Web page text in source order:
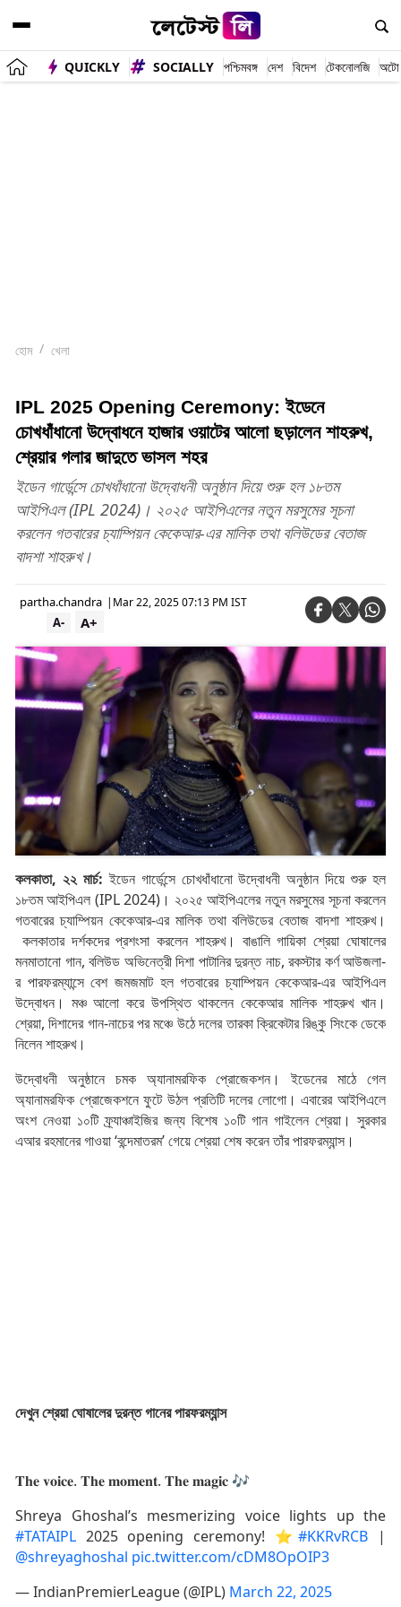
QUICKLY SOCIALLY পশ্চিমবঙ্গ দেশ বিদেশ টেকনোলজি অটো
হোম খেলা
IPL 2025 Opening Ceremony: ইডেনে
চোখধাঁধানো উদ্বোধনে হাজার ওয়াটের আলো ছড়ালেন শাহরুখ,
শ্রেয়ার গলার জাদুতে ভাসল শহর
ইডেন গার্ডেন্সে চোখধাঁধানো উদ্বোধনী অনুষ্ঠান দিয়ে শুরু হল ১৮তম
আইপিএল (IPL 2024)। ২০২৫ আইপিএলের নতুন মরসুমের সূচনা
করলেন গতবারের চ্যাম্পিয়ন কেকেআর-এর মালিক তথা বলিউডের বেতাজ
বাদশা শাহরুখ।
partha.chandra | Mar 22, 2025 07:13 PM IST
A+
A-
কলকাতা, ২২ মার্চ: ইডেন গার্ডেন্সে চোখধাঁধানো উদ্বোধনী অনুষ্ঠান দিয়ে শুরু হল
১৮তম আইপিএল (IPL 2024)। ২০২৫ আইপিএলের নতুন মরসুমের সূচনা করলেন
গতবারের চ্যাম্পিয়ন কেকেআর-এর মালিক তথা বলিউডের বেতাজ বাদশা শাহরুখ।
কলকাতার দর্শকদের প্রশংসা করলেন শাহরুখ। বাঙালি গায়িকা শ্রেয়া ঘোষালের
মনমাতানো গান, বলিউড অভিনেত্রী দিশা পাটানির দুরন্ত নাচ, রকস্টার কর্ণ আউজলা-
র পারফরম্যান্সে বেশ জমজমাট হল গতবারের চ্যাম্পিয়ন কেকেআর-এর আইপিএল
উদ্বোধন। মঞ্চ আলো করে উপস্থিত থাকলেন কেকেআর মালিক শাহরুখ খান।
শ্রেয়া, দিশাদের গান-নাচের পর মঞ্চে উঠে দলের তারকা ক্রিকেটার রিঙ্কু সিংকে ডেকে
নিলেন শাহরুখ।
উদ্বোধনী অনুষ্ঠানে চমক অ্যানামরফিক প্রোজেকশন। ইডেনের মাঠে গেল
অ্যানামরফিক প্রোজেকশনে ফুটে উঠল প্রতিটি দলের লোগো। এবারের আইপিএলে
অংশ নেওয়া ১০টি ফ্র্যাঞ্চাইজির জন্য বিশেষ ১০টি গান গাইলেন শ্রেয়া। সুরকার
এআর রহমানের গাওয়া ‘বন্দেমাতরম’ গেয়ে শ্রেয়া শেষ করেন তাঁর পারফরম্যান্স।
দেখুন শ্রেয়া ঘোষালের দুরন্ত গানের পারফরম্যান্স
𝐓𝐡𝐞 𝐯𝐨𝐢𝐜𝐞. 𝐓𝐡𝐞 𝐦𝐨𝐦𝐞𝐧𝐭. 𝐓𝐡𝐞 𝐦𝐚𝐠𝐢𝐜 🎶
Shreya Ghoshal’s mesmerizing voice lights up the
#TATAIPL 2025 opening ceremony! ⭐#KKRvRCB |
@shreyaghoshal pic.twitter.com/cDM8OpOIP3
— IndianPremierLeague (@IPL) March 22, 2025